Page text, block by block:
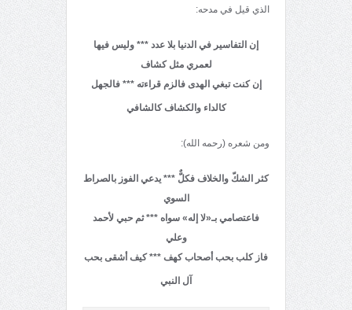
الذي قيل في مدحه:
إن التفاسير في الدنيا بلا عدد *** وليس فيها
لعمري مثل كشاف
إن كنت تبغي الهدى فالزم قراءته *** فالجهل
كالداء والكشاف كالشافي
ومن شعره (رحمه الله):
كثر الشكّ والخلاف فكلٌّ *** يدعي الفوز بالصراط
السوي
فاعتصامي بـ«لا إله» سواه *** ثم حبي لأحمد
وعلي
فاز كلب بحب أصحاب كهف *** كيف أشقى بحب
آل النبي